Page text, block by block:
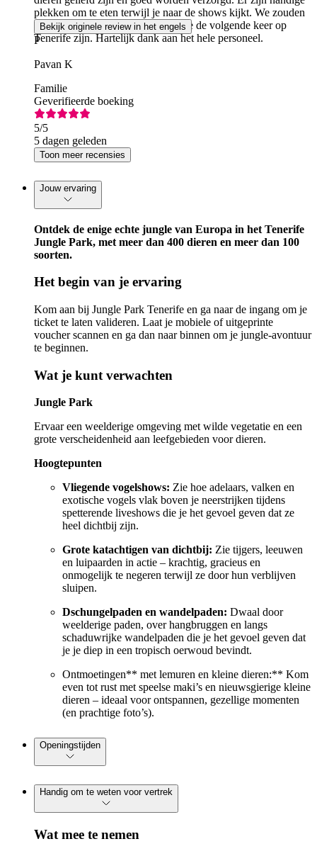
plekken om te eten terwijl je naar de shows kijkt. We zouden
hier zeker weer naartoe gaan als we de volgende keer op
Tenerife zijn. Hartelijk dank aan het hele personeel.
Bekijk originele review in het engels
P
Pavan K
Familie
Geverifieerde boeking
5/5
5 dagen geleden
Toon meer recensies
Jouw ervaring
Ontdek de enige echte jungle van Europa in het Tenerife
Jungle Park, met meer dan 400 dieren en meer dan 100
soorten.
Het begin van je ervaring
Kom aan bij Jungle Park Tenerife en ga naar de ingang om je
ticket te laten valideren. Laat je mobiele of uitgeprinte
voucher scannen en ga dan naar binnen om je jungle-avontuur
te beginnen.
Wat je kunt verwachten
Jungle Park
Ervaar een weelderige omgeving met wilde vegetatie en een
grote verscheidenheid aan leefgebieden voor dieren.
Hoogtepunten
Vliegende vogelshows: Zie hoe adelaars, valken en
exotische vogels vlak boven je neerstrijken tijdens
spetterende liveshows die je het gevoel geven dat ze
heel dichtbij zijn.
Grote katachtigen van dichtbij: Zie tijgers, leeuwen
en luipaarden in actie – krachtig, gracieus en
onmogelijk te negeren terwijl ze door hun verblijven
sluipen.
Dschungelpaden en wandelpaden: Dwaal door
weelderige paden, over hangbruggen en langs
schaduwrijke wandelpaden die je het gevoel geven dat
je je diep in een tropisch oerwoud bevindt.
Ontmoetingen** met lemuren en kleine dieren:** Kom
even tot rust met speelse maki’s en nieuwsgierige kleine
dieren – ideaal voor ontspannen, gezellige momenten
(en prachtige foto’s).
Openingstijden
Handig om te weten voor vertrek
Wat mee te nemen